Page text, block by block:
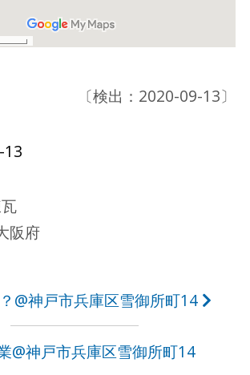
〔検出：2020-09-13〕
13
阪府
@神戸市兵庫区雪御所町14
@神戸市兵庫区雪御所町14